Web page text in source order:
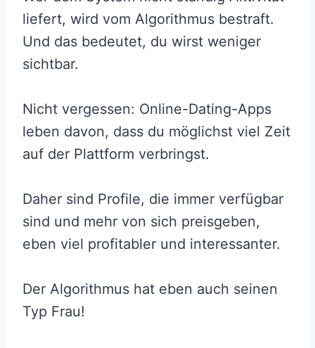
liefert, wird vom Algorithmus bestraft.
Und das bedeutet, du wirst weniger
sichtbar.
Nicht vergessen: Online-Dating-Apps
leben davon, dass du möglichst viel Zeit
auf der Plattform verbringst.
Daher sind Profile, die immer verfügbar
sind und mehr von sich preisgeben,
eben viel profitabler und interessanter.
Der Algorithmus hat eben auch seinen
Typ Frau!